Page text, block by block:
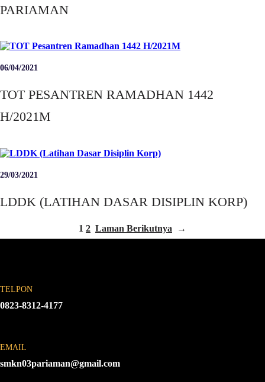
PARIAMAN
06/04/2021
TOT PESANTREN RAMADHAN 1442
H/2021M
29/03/2021
LDDK (LATIHAN DASAR DISIPLIN KORP)
1 2 Laman Berikutnya →
TELPON
0823-8312-4177
EMAIL
smkn03pariaman@gmail.com